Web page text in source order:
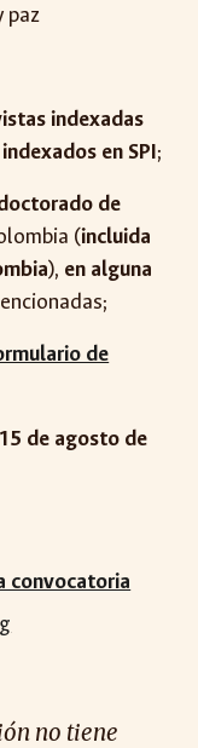
paz
indexadas
en SPI;
de
(incluida
), en alguna
de
15 de agosto de
convocatoria
no tiene